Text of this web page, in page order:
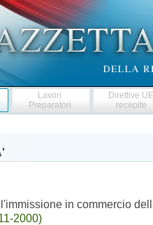
Lavori
Preparatori
Direttive
recepite
in commercio
2000)